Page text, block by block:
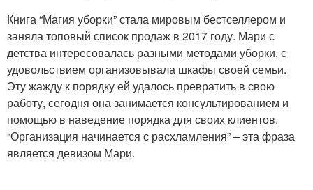
Книга “Магия уборки” стала мировым бестселлером и
заняла топовый список продаж в 2017 году. Мари с
детства интересовалась разными методами уборки, с
удовольствием организовывала шкафы своей семьи.
Эту жажду к порядку ей удалось превратить в свою
работу, сегодня она занимается консультированием и
помощью в наведение порядка для своих клиентов.
“Организация начинается с расхламления” – эта фраза
является девизом Мари.